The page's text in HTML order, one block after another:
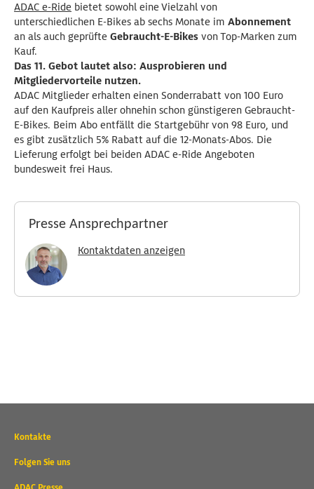
ADAC e-Ride bietet sowohl eine Vielzahl von
unterschiedlichen E-Bikes ab sechs Monate im Abonnement
an als auch geprüfte Gebraucht-E-Bikes von Top-Marken zum
Kauf.
Das 11. Gebot lautet also: Ausprobieren und
Mitgliedervorteile nutzen.
ADAC Mitglieder erhalten einen Sonderrabatt von 100 Euro
auf den Kaufpreis aller ohnehin schon günstigeren Gebraucht-
E-Bikes. Beim Abo entfällt die Startgebühr von 98 Euro, und
es gibt zusätzlich 5% Rabatt auf die 12-Monats-Abos. Die
Lieferung erfolgt bei beiden ADAC e-Ride Angeboten
bundesweit frei Haus.
Presse Ansprechpartner
Kontaktdaten anzeigen
Wichtige
und
Kontakte
Folgen Sie uns